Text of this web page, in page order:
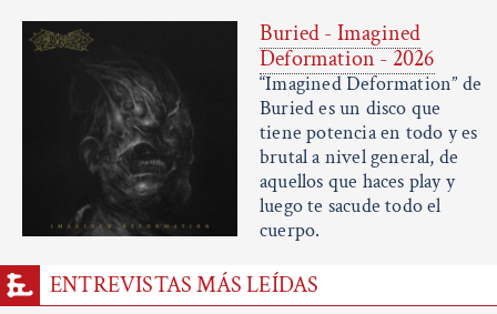
Buried - Imagined
Deformation - 2026
“Imagined Deformation” de
Buried es un disco que
tiene potencia en todo y es
brutal a nivel general, de
aquellos que haces play y
luego te sacude todo el
cuerpo.
ENTREVISTAS MÁS LEÍDAS